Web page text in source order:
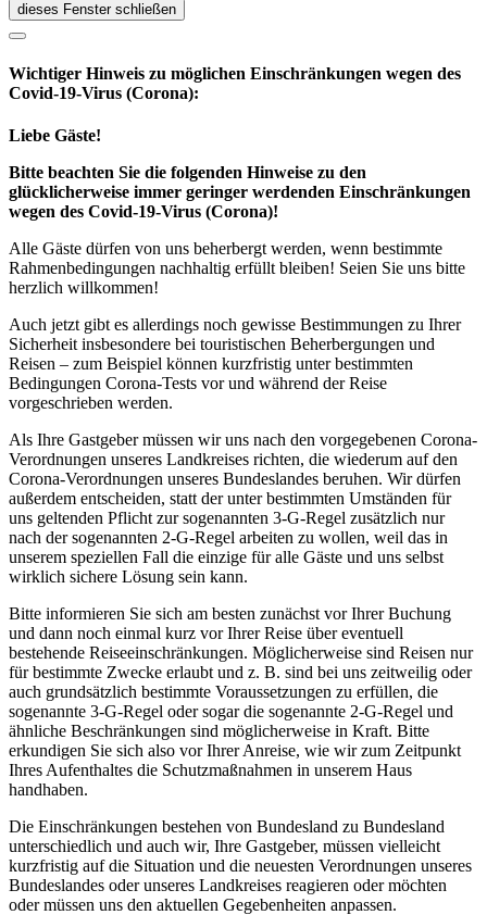
dieses Fenster schließen
Wichtiger Hinweis zu möglichen Ein­schränk­ungen wegen des
Covid-19-Virus (Corona):
Liebe Gäste!
Bitte beachten Sie die folgenden Hinweise zu den
glücklicherweise immer geringer werdenden Einschränkungen
wegen des Covid-19-Virus (Corona)!
Alle Gäste dürfen von uns beherbergt werden, wenn bestimmte
Rahmenbedingungen nachhaltig erfüllt bleiben! Seien Sie uns bitte
herzlich willkommen!
Auch jetzt gibt es allerdings noch gewisse Bestimmungen zu Ihrer
Sicherheit insbesondere bei touristischen Beherbergungen und
Reisen – zum Beispiel können kurzfristig unter bestimmten
Bedingungen Corona-Tests vor und während der Reise
vorgeschrieben werden.
Als Ihre Gastgeber müssen wir uns nach den vorgegebenen Corona-
Verordnungen unseres Landkreises richten, die wiederum auf den
Corona-Verordnungen unseres Bundeslandes beruhen. Wir dürfen
außerdem entscheiden, statt der unter bestimmten Umständen für
uns geltenden Pflicht zur sogenannten 3-G-Regel zusätzlich nur
nach der sogenannten 2-G-Regel arbeiten zu wollen, weil das in
unserem speziellen Fall die einzige für alle Gäste und uns selbst
wirklich sichere Lösung sein kann.
Bitte informieren Sie sich am besten zunächst vor Ihrer Buchung
und dann noch einmal kurz vor Ihrer Reise über eventuell
bestehende Reiseeinschränkungen. Möglicherweise sind Reisen nur
für bestimmte Zwecke erlaubt und z. B. sind bei uns zeitweilig oder
auch grundsätzlich bestimmte Voraussetzungen zu erfüllen, die
sogenannte 3-G-Regel oder sogar die sogenannte 2-G-Regel und
ähnliche Beschränkungen sind möglicherweise in Kraft. Bitte
erkundigen Sie sich also vor Ihrer Anreise, wie wir zum Zeitpunkt
Ihres Aufenthaltes die Schutzmaßnahmen in unserem Haus
handhaben.
Die Einschränkungen bestehen von Bundesland zu Bundesland
unterschiedlich und auch wir, Ihre Gastgeber, müssen vielleicht
kurzfristig auf die Situation und die neuesten Verordnungen unseres
Bundeslandes oder unseres Landkreises reagieren oder möchten
oder müssen uns den aktuellen Gegebenheiten anpassen.